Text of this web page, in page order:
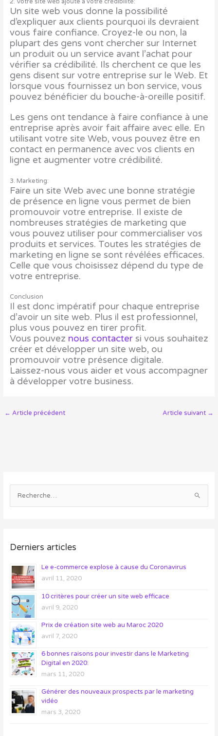
Un site web vous donne la possibilité
d’expliquer aux clients pourquoi ils devraient
vous faire confiance. Croyez-le ou non, la
plupart des gens vont chercher sur Internet
un produit ou un service avant l’achat pour
vérifier sa crédibilité. Ils cherchent ce que les
gens disent sur votre entreprise sur le Web. Et
lorsque vous fournissez un bon service, vous
pouvez bénéficier du bouche-à-oreille positif.
Les gens ont tendance à faire confiance à une
entreprise après avoir fait affaire avec elle. En
utilisant votre site Web, vous pouvez être en
contact en permanence avec vos clients en
ligne et augmenter votre crédibilité.
3. Marketing:
Faire un site Web avec une bonne stratégie
de présence en ligne vous permet de bien
promouvoir votre entreprise. Il existe de
nombreuses stratégies de marketing que
vous pouvez utiliser pour commercialiser vos
produits et services. Toutes les stratégies de
marketing en ligne se sont révélées efficaces.
Celle que vous choisissez dépend du type de
votre entreprise.
Conclusion
Il est donc impératif pour chaque entreprise
d’avoir un site web. Plus il est professionnel,
plus vous pouvez en tirer profit.
Vous pouvez nous contactersi vous souhaitez
créer et développer un site web, ou
promouvoir votre présence digitale.
Laissez-nous vous aider et vous accompagner
à développer votre business.
← Article précédent Article suivant →
e
e
h
e
Derniers articles
Le e-commerce explose à cause du Coronavirus
avril 11, 2020
10 critères pour créer un site web efficace
avril 9, 2020
Prix de création site web au Maroc 2020
avril 7, 2020
6 bonnes raisons pour investir dans le Marketing
Digital en 2020:
mars 11, 2020
Générer des nouveaux prospects par le marketing
vidéo
mars 3, 2020